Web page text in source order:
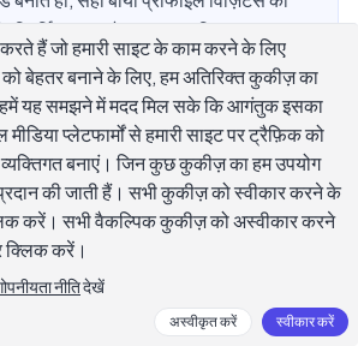
परिवर्तित करता है। यह गाइड बिल्कुल कवर
बायो लिखने के लिए AI का उपयोग कैसे करें
है।
बायो जेनरेटर क्या है?
के आधार पर व्यक्तिगत बायो बनाने के लिए भाषा
आप अपने पेशे, विशेषज्ञता क्षेत्र, व्यक्तित्व और
करते हैं, और AI कई प्रोफाइल बायो विकल्प तैयार
हैं जो हमारी साइट के काम करने के लिए
बेहतर बनाने के लिए, हम अतिरिक्त कुकीज़ का
हमें यह समझने में मदद मिल सके कि आगंतुक इसका
प्लेटफार्मों से हमारी साइट पर ट्रैफ़िक को
बनाएं। जिन कुछ कुकीज़ का हम उपयोग
प्रदान की जाती हैं। सभी कुकीज़ को स्वीकार करने के
करें। सभी वैकल्पिक कुकीज़ को अस्वीकार करने
क्लिक करें।
नीतिदेखें
अस्वीकृत करें स्वीकार करें